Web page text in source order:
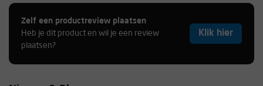
Zelf een productreview plaatsen
Heb je dit product en wil je een review
plaatsen?
Klik hier